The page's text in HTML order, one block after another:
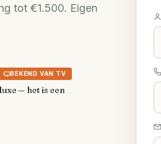
tot €1.500. Eigen
BEKEND VAN TV
— het is een